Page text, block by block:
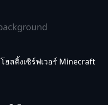
โฮสติ้งเซิร์ฟเวอร์ Minecraft